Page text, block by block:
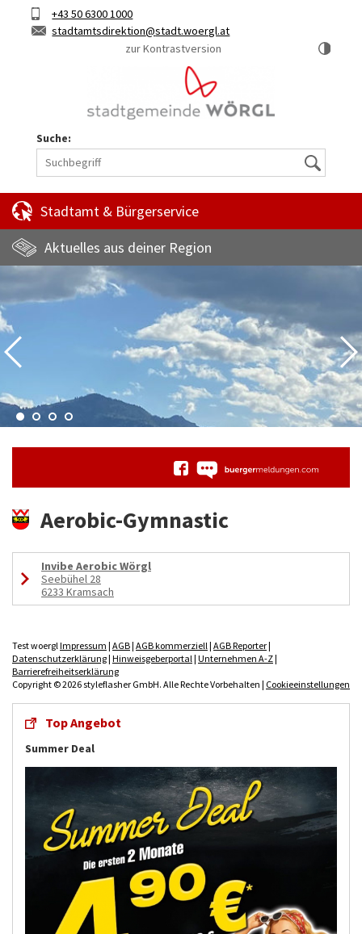
Hauptinhalt
KurztasteTelefon+43 50 6300 1000
E-
stadtamtsdirektion
stadt.woergl.at
zur Kontrastversion
Suche:
Suche
Stadtamt & Bürgerservice
Aktuelles aus deiner Region
Aerobic-Gymnastic
Invibe Aerobic Wörgl
Seebühel 28
6233 Kramsach
Test woergl Impressum | AGB| AGB kommerziell | AGB Reporter|
Datenschutzerklärung| Hinweisgeberportal | Unternehmen A-Z|
Barrierefreiheitserklärung
Copyright © 2026 styleflasher GmbH. Alle Rechte Vorbehalten | Cookieeinstellungen
Top Angebot
Summer Deal